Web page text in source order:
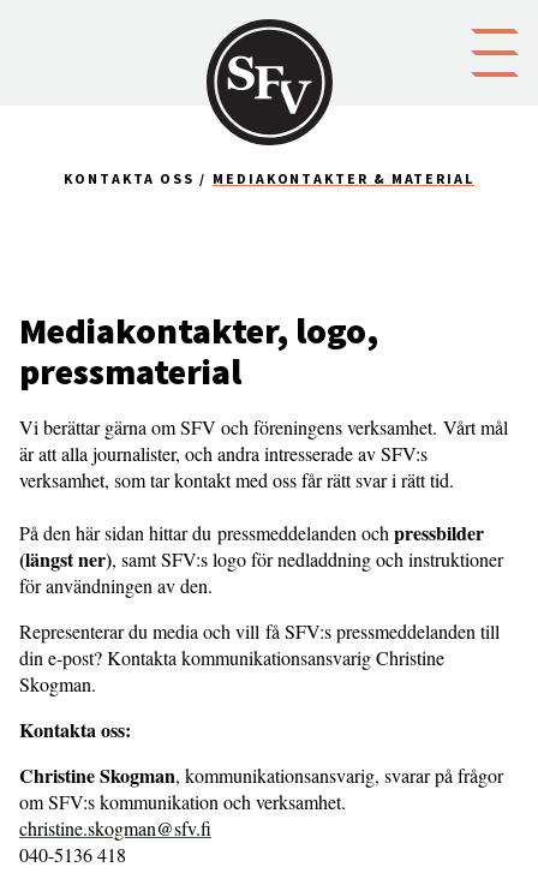
KONTAKTA OSS MEDIAKONTAKTER & MATERIAL
Mediakontakter, logo,
pressmaterial
Vi berättar gärna om SFV och föreningens verksamhet. Vårt mål
är att alla journalister, och andra intresserade av SFV:s
verksamhet, som tar kontakt med oss får rätt svar i rätt tid.
På den här sidan hittar du pressmeddelanden och pressbilder
(längst ner), samt SFV:s logo för nedladdning och instruktioner
för användningen av den.
Representerar du media och vill få SFV:s pressmeddelanden till
din e-post? Kontakta kommunikationsansvarig Christine
Skogman.
Kontakta oss:
Christine Skogman, kommunikationsansvarig, svarar på frågor
om SFV:s kommunikation och verksamhet.
christine.skogman@sfv.fi
040-5136 418